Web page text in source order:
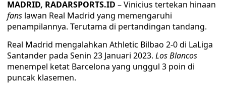
MADRID, RADARSPORTS.ID – Vinicius tertekan hinaan
fans lawan Real Madrid yang memengaruhi
penampilannya. Terutama di pertandingan tandang.
Real Madrid mengalahkan Athletic Bilbao 2-0 di LaLiga
Santander pada Senin 23 Januari 2023. Los Blancos
menempel ketat Barcelona yang unggul 3 poin di
puncak klasemen.